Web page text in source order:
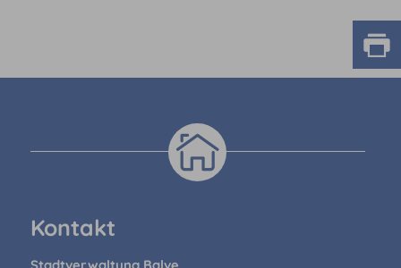
Kontakt